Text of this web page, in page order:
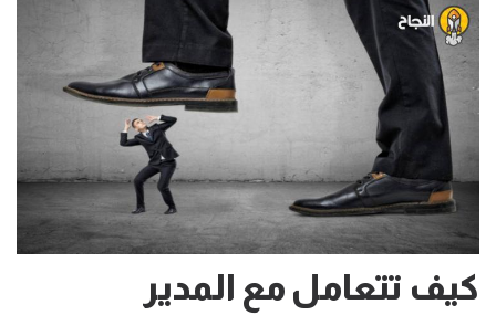
كيف تتعامل مع المدير